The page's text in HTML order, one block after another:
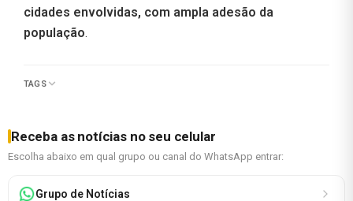
cidades envolvidas, com ampla adesão da
população.
TAGS
Receba as notícias no seu celular
Escolha abaixo em qual grupo ou canal do WhatsApp entrar:
Grupo de Notícias